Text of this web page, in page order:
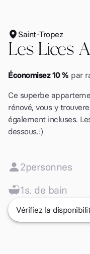
Saint-Tropez
Les Lices
Économisez 10 % par
Ce superbe
rénové, vous y
également incluses.
dessous.:)
2personnes
1s. de bain
Vérifiez la